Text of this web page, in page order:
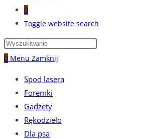
0
Toggle website search
0 Menu Zamknij
Spod lasera
Foremki
Gadżety
Rękodzieło
Dla psa